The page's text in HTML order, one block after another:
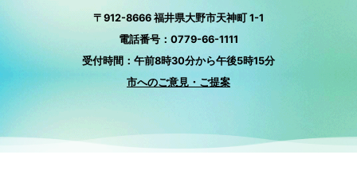
〒912-8666 福井県大野市天神町 1-1
電話番号：0779-66-1111
受付時間：午前8時30分から午後5時15分
市へのご意見・ご提案